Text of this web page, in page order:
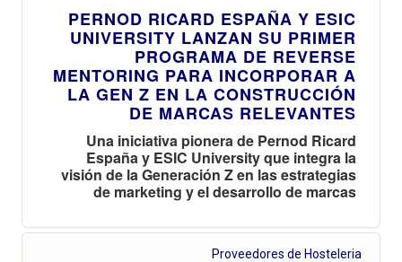
PERNOD RICARD ESPAÑA Y ESIC
UNIVERSITY LANZAN SU PRIMER
PROGRAMA DE REVERSE
MENTORING PARA INCORPORAR A
LA GEN Z EN LA CONSTRUCCIÓN
DE MARCAS RELEVANTES
Una iniciativa pionera de Pernod Ricard
España y ESIC University que integra la
visión de la Generación Z en las estrategias
de marketing y el desarrollo de marcas
Proveedores de Hosteleria